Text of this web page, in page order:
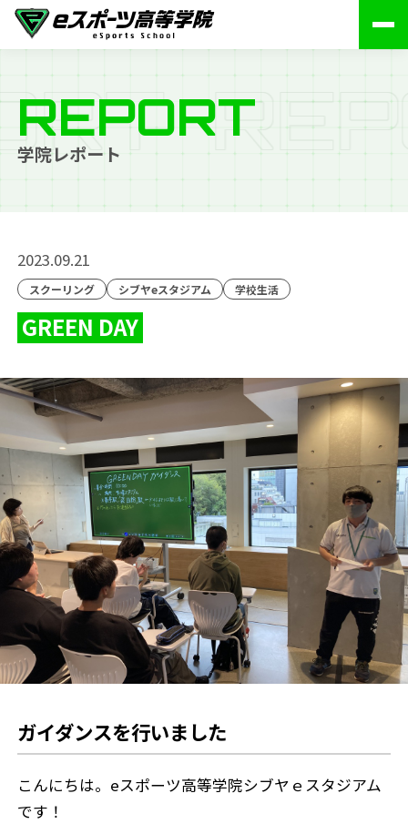
RT REP
REPORT
学院レポート
2023.09.21
スクーリング シブヤeスタジアム 学校生活
GREEN DAY
ガイダンスを行いました
こんにちは。eスポーツ高等学院シブヤｅスタジアム
です！